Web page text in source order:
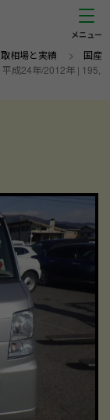
相場と実績 > 国産
成24年/2012年 | 195,